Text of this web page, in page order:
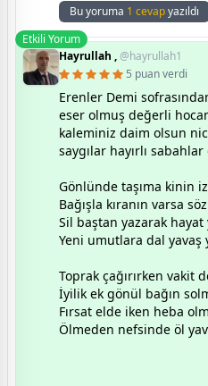
Bu yoruma 1 cevapyazıldı
Etkili Yorum
Hayrullah ,@hayrullah1
5 puan verdi
Erenler Demi
eser olmuş değerli
kaleminiz daim olsun
saygılar hayırlı
Gönlünde taşıma kinin
Bağışla kıranın varsa
Sil baştan yazarak hayat
Yeni umutlara dal yavaş
Toprak çağırırken vakit
İyilik ek gönül bağın
Fırsat elde iken heba
Ölmeden nefsinde öl